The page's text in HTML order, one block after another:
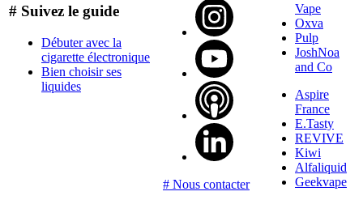
# Suivez le guide
Débuter avec la
cigarette électronique
Bien choisir ses
liquides
# Nous contacter
Vape
Oxva
Pulp
JoshNoa
and Co
Aspire
France
E.Tasty
REVIVE
Kiwi
Alfaliquid
Geekvape